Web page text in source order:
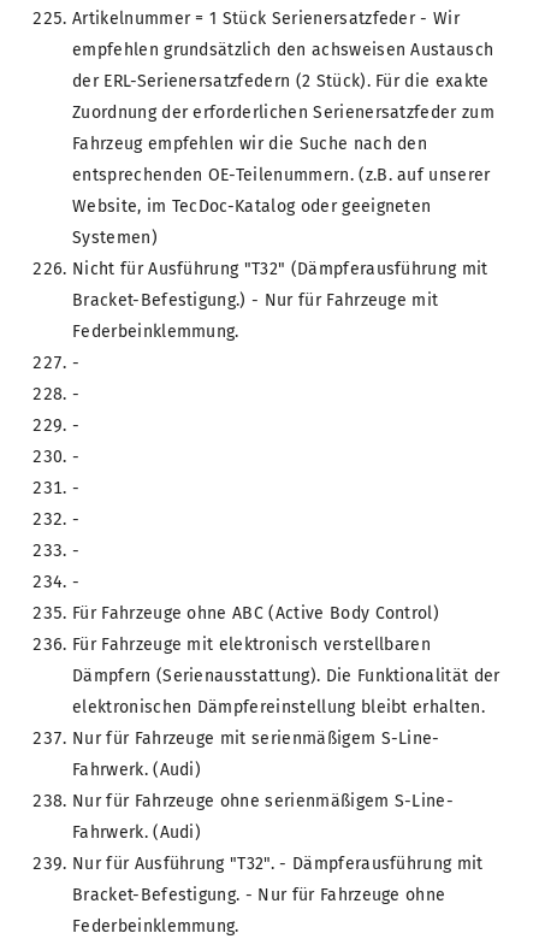
Artikelnummer = 1 Stück Serienersatzfeder - Wir
empfehlen grundsätzlich den achsweisen Austausch
der ERL-Serienersatzfedern (2 Stück). Für die exakte
Zuordnung der erforderlichen Serienersatzfeder zum
Fahrzeug empfehlen wir die Suche nach den
entsprechenden OE-Teilenummern. (z.B. auf unserer
Website, im TecDoc-Katalog oder geeigneten
Systemen)
Nicht für Ausführung "T32" (Dämpferausführung mit
Bracket-Befestigung.) - Nur für Fahrzeuge mit
Federbeinklemmung.
-
-
-
-
-
-
-
-
Für Fahrzeuge ohne ABC (Active Body Control)
Für Fahrzeuge mit elektronisch verstellbaren
Dämpfern (Serienausstattung). Die Funktionalität der
elektronischen Dämpfereinstellung bleibt erhalten.
Nur für Fahrzeuge mit serienmäßigem S-Line-
Fahrwerk. (Audi)
Nur für Fahrzeuge ohne serienmäßigem S-Line-
Fahrwerk. (Audi)
Nur für Ausführung "T32". - Dämpferausführung mit
Bracket-Befestigung. - Nur für Fahrzeuge ohne
Federbeinklemmung.